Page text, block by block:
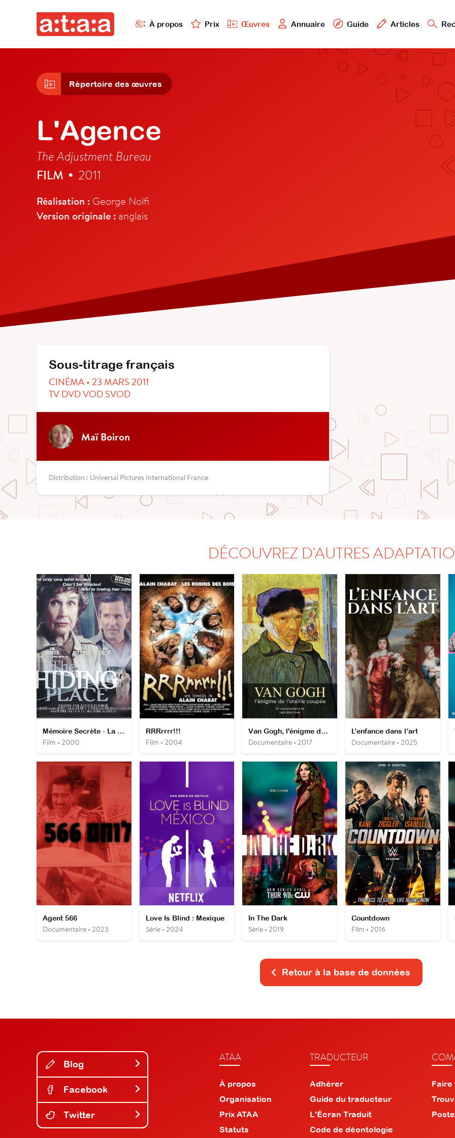
À propos Prix Œuvres Annuaire Guide Articles
Répertoire des œuvres
L'Agence
The Adjustment Bureau
FILM • 2011
Réalisation : George Nolfi
Version originale : anglais
Sous-titrage français
CINÉMA • 23 MARS 2011
TV DVD VOD SVOD
Maï Boiron
Distribution : Universal Pictures International France
DÉCOUVREZ D'AUTRES
Mémoire Secrète - La Valse des Souvenirs
Film • 2000
RRRrrrr!!!
Film • 2004
Van Gogh, l'énigme de l'oreille coupée
Documentaire • 2017
L’enfance dans l’art
Documentaire • 2025
Agent 566
Documentaire • 2023
Love Is Blind : Mexique
Série • 2024
In The Dark
Série • 2019
Countdown
Film • 2016
Retour à la base de données
Blog
Facebook
Twitter
ATAA
À propos
Organisation
Prix ATAA
Statuts
TRADUCTEUR
Adhérer
Guide du traducteur
L'Écran Traduit
Code de déontologie